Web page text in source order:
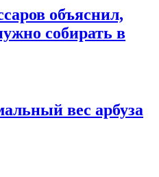
объяснил,
собирать в
вес арбуза